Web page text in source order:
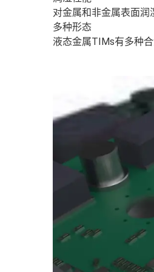
对金属和非金属表面润
多种形态
液态金属TIMs有多种